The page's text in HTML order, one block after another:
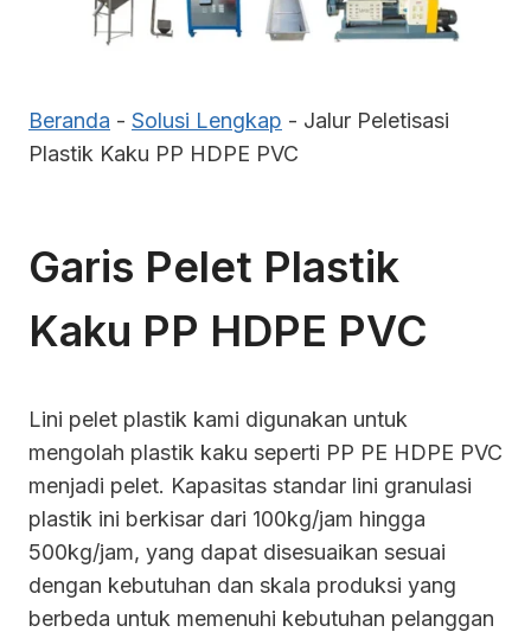
Beranda - Solusi Lengkap - Jalur Peletisasi
Plastik Kaku PP HDPE PVC
Garis Pelet Plastik
Kaku PP HDPE PVC
Lini pelet plastik kami digunakan untuk
mengolah plastik kaku seperti PP PE HDPE PVC
menjadi pelet. Kapasitas standar lini granulasi
plastik ini berkisar dari 100kg/jam hingga
500kg/jam, yang dapat disesuaikan sesuai
dengan kebutuhan dan skala produksi yang
berbeda untuk memenuhi kebutuhan pelanggan